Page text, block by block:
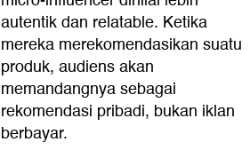
autentik dan relatable. Ketika
mereka merekomendasikan suatu
produk, audiens akan
memandangnya sebagai
rekomendasi pribadi, bukan iklan
berbayar.